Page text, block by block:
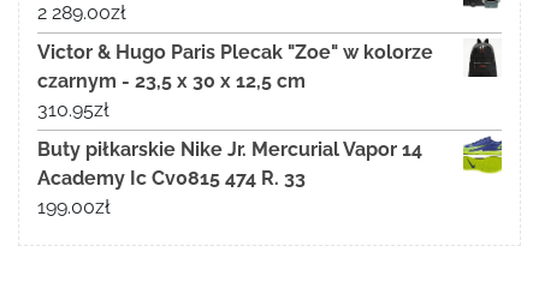
2 289.00zł
Victor & Hugo Paris Plecak "Zoe" w kolorze
czarnym - 23,5 x 30 x 12,5 cm
310.95zł
Buty piłkarskie Nike Jr. Mercurial Vapor 14
Academy Ic Cv0815 474 R. 33
199.00zł